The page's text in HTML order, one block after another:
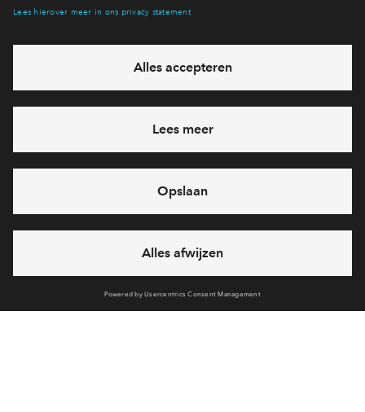
Hiermee blijf je op de hoogte van het belangrijkste nieuws en
Ja, ik wil mij aanmelden
Heb je een vraag en wil je direct antwoord? Bel ons op
71 22 894
feestdagen)
vandaag gesloten, maandag zijn we vanaf
09:00 uur weer
bereikbaar